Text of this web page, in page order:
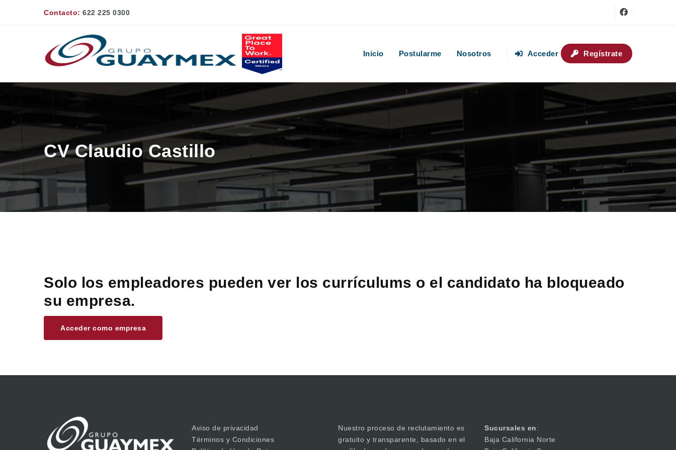
Contacto: 622 225 0300
Inicio Postularme Nosotros Acceder Regístrate
CV Claudio Castillo
Solo los empleadores pueden ver los currículums o el candidato ha bloqueado
su empresa.
Acceder como empresa
Aviso de privacidad
Términos y Condiciones
Nuestro proceso de reclutamiento es
gratuito y transparente, basado en el
Sucursales en:
Baja California Norte